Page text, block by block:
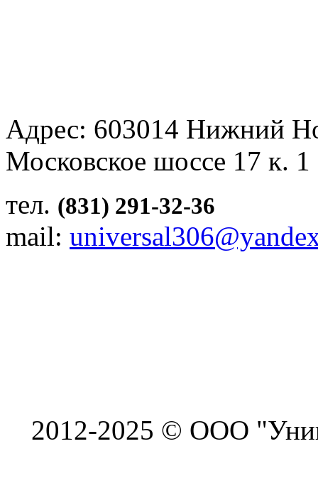
Адрес: 603014 Нижний
Московское шоссе 17 к.
тел. (831) 291-32-36
mail:
2012-2025 © ООО